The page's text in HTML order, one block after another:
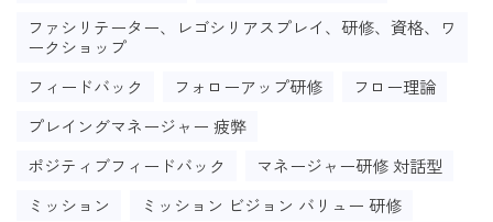
ファシリテーター、レゴシリアスプレイ、研修、資格、ワ
ークショップ
フィードバック
フォローアップ研修
フロー理論
プレイングマネージャー 疲弊
ポジティブフィードバック
マネージャー研修 対話型
ミッション
ミッション ビジョン バリュー 研修